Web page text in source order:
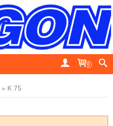
0
» K 75